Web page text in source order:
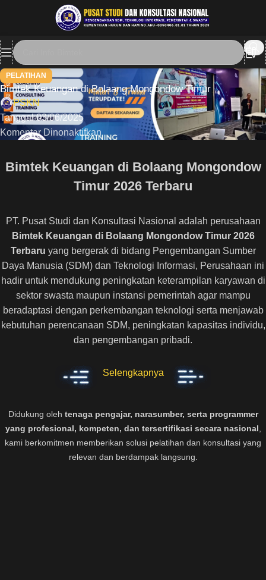
PELATIHAN
Bimtek Keuangan di Bolaang Mongondow Timur
PSKN
Tanggal 03/06/2025
Komentar Dinonaktifkan
Bimtek Keuangan di Bolaang Mongondow
Timur 2026 Terbaru
PT. Pusat Studi dan Konsultasi Nasional adalah perusahaan
Bimtek Keuangan di Bolaang Mongondow Timur 2026
Terbaru yang bergerak di bidang Pengembangan Sumber
Daya Manusia (SDM) dan Teknologi Informasi, Perusahaan ini
hadir untuk mendukung peningkatan keterampilan karyawan di
sektor swasta maupun instansi pemerintah agar mampu
beradaptasi dengan perkembangan teknologi serta menjawab
kebutuhan perencanaan SDM, peningkatan kapasitas individu,
dan pengembangan pribadi.
Selengkapnya
Didukung oleh tenaga pengajar, narasumber, serta programmer
yang profesional, kompeten, dan tersertifikasi secara nasional
kami berkomitmen memberikan solusi pelatihan dan konsultasi yang
relevan dan berdampak langsung.